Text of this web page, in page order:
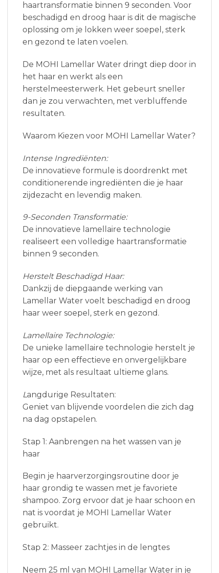
haartransformatie binnen 9 seconden. Voor
beschadigd en droog haar is dit de magische
oplossing om je lokken weer soepel, sterk
en gezond te laten voelen.
De MOHI Lamellar Water dringt diep door in
het haar en werkt als een
herstelmeesterwerk. Het gebeurt sneller
dan je zou verwachten, met verbluffende
resultaten.
Waarom Kiezen voor MOHI Lamellar Water?
Intense Ingrediënten:
De innovatieve formule is doordrenkt met
conditionerende ingrediënten die je haar
zijdezacht en levendig maken.
9-Seconden Transformatie:
De innovatieve lamellaire technologie
realiseert een volledige haartransformatie
binnen 9 seconden.
Herstelt Beschadigd Haar:
Dankzij de diepgaande werking van
Lamellar Water voelt beschadigd en droog
haar weer soepel, sterk en gezond.
Lamellaire Technologie:
De unieke lamellaire technologie herstelt je
haar op een effectieve en onvergelijkbare
wijze, met als resultaat ultieme glans.
Langdurige Resultaten:
Geniet van blijvende voordelen die zich dag
na dag opstapelen.
Stap 1: Aanbrengen na het wassen van je
haar
Begin je haarverzorgingsroutine door je
haar grondig te wassen met je favoriete
shampoo. Zorg ervoor dat je haar schoon en
nat is voordat je MOHI Lamellar Water
gebruikt.
Stap 2: Masseer zachtjes in de lengtes
Neem 25 ml van MOHI Lamellar Water in je